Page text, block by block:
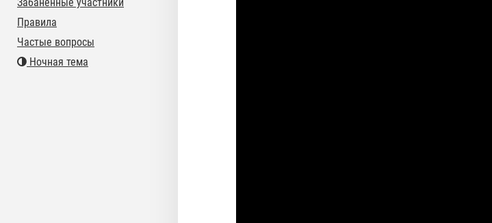
Правила
Частые вопросы
Ночная тема